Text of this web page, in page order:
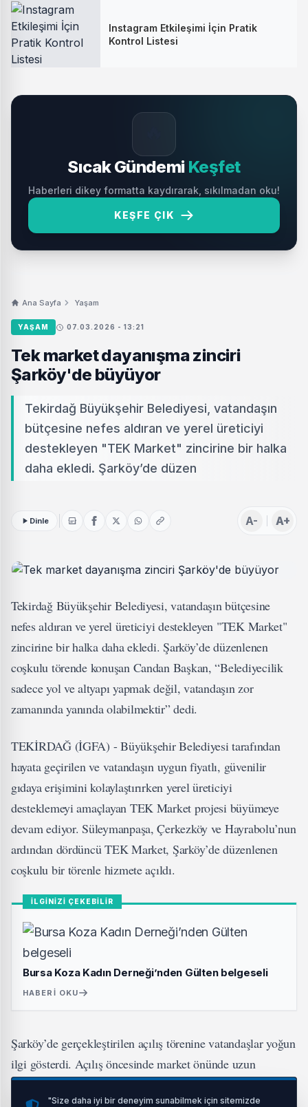
Instagram Etkileşimi İçin Pratik
Kontrol Listesi
Sıcak Gündemi Keşfet
Haberleri dikey formatta kaydırarak, sıkılmadan oku!
KEŞFE ÇIK
Ana Sayfa Yaşam
YAŞAM 07.03.2026 - 13:21
Tek market dayanışma zinciri
Şarköy'de büyüyor
Tekirdağ Büyükşehir Belediyesi, vatandaşın
bütçesine nefes aldıran ve yerel üreticiyi
destekleyen "TEK Market" zincirine bir halka
daha ekledi. Şarköy’de düzen
Dinle A- A+
Tekirdağ Büyükşehir Belediyesi, vatandaşın bütçesine
nefes aldıran ve yerel üreticiyi destekleyen "TEK Market"
zincirine bir halka daha ekledi. Şarköy’de düzenlenen
coşkulu törende konuşan Candan Başkan, “Belediyecilik
sadece yol ve altyapı yapmak değil, vatandaşın zor
zamanında yanında olabilmektir” dedi.
TEKİRDAĞ (İGFA) - Büyükşehir Belediyesi tarafından
hayata geçirilen ve vatandaşın uygun fiyatlı, güvenilir
gıdaya erişimini kolaylaştırırken yerel üreticiyi
desteklemeyi amaçlayan TEK Market projesi büyümeye
devam ediyor. Süleymanpaşa, Çerkezköy ve Hayrabolu’nun
ardından dördüncü TEK Market, Şarköy’de düzenlenen
coşkulu bir törenle hizmete açıldı.
İLGİNİZİ ÇEKEBİLİR
Bursa Koza Kadın Derneği’nden Gülten belgeseli
HABERI OKU
Şarköy’de gerçekleştirilen açılış törenine vatandaşlar yoğun
ilgi gösterdi. Açılış öncesinde market önünde uzun
kuyruklar oluşurken, tören saygı duruşunda bulunulması ve
"Size daha iyi bir deneyim sunabilmek için sitemizde